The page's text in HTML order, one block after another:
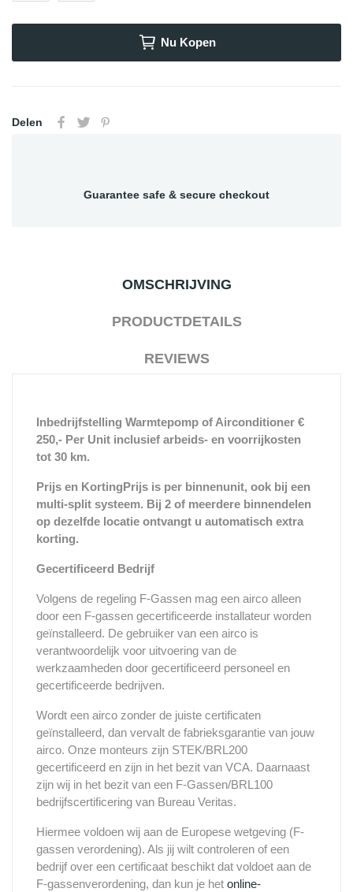
Nu Kopen
Delen
Guarantee safe & secure checkout
OMSCHRIJVING
PRODUCTDETAILS
REVIEWS
Inbedrijfstelling Warmtepomp of Airconditioner €
250,- Per Unit inclusief arbeids- en voorrijkosten
tot 30 km.
Prijs en KortingPrijs is per binnenunit, ook bij een
multi-split systeem. Bij 2 of meerdere binnendelen
op dezelfde locatie ontvangt u automatisch extra
korting.
Gecertificeerd Bedrijf
Volgens de regeling F-Gassen mag een airco alleen
door een F-gassen gecertificeerde installateur worden
geïnstalleerd. De gebruiker van een airco is
verantwoordelijk voor uitvoering van de
werkzaamheden door gecertificeerd personeel en
gecertificeerde bedrijven.
Wordt een airco zonder de juiste certificaten
geïnstalleerd, dan vervalt de fabrieksgarantie van jouw
airco. Onze monteurs zijn STEK/BRL200
gecertificeerd en zijn in het bezit van VCA. Daarnaast
zijn wij in het bezit van een F-Gassen/BRL100
bedrijfscertificering van Bureau Veritas.
Hiermee voldoen wij aan de Europese wetgeving (F-
gassen verordening). Als jij wilt controleren of een
bedrijf over een certificaat beschikt dat voldoet aan de
F-gassenverordening, dan kun je het online-